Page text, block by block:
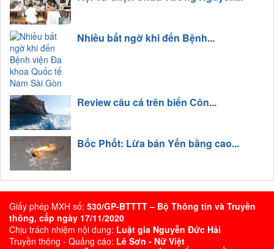
Nhiều bất ngờ khi đến Bệnh...
Review câu cá trên biển Côn...
Bốc Phốt: Lừa bán Yến bằng cao...
Giấy phép MXH số: 530/GP-BTTTT – Bộ Thông tin và Truyền
thông, cấp ngày 17/11/2020
Chịu trách nhiệm nội dung: Luật gia Nguyễn Đức Hải
Truyền thông - Quảng cáo: Lê Sơn - Nữ Việt